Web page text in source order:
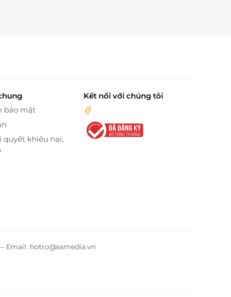
bảo mật
quyết khiếu nại,
Kết nối với chúng tôi
Email: hotro@ssmedia.vn